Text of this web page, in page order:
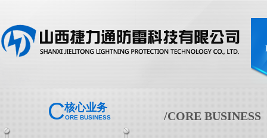
CORE BUSINESS
核心业务
/CORE BUSINESS